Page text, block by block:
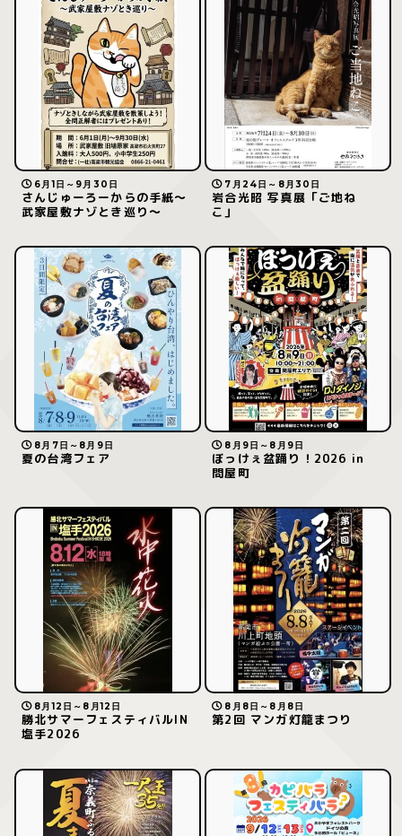
6月1日～9月30日
さんじゅーろーからの手紙〜
武家屋敷ナゾとき巡り〜
7月24日～8月30日
岩合光昭 写真展「ご地ね
こ」
8月7日～8月9日
夏の台湾フェア
8月9日～8月9日
ぼっけぇ盆踊り！2026 in
問屋町
8月12日～8月12日
勝北サマーフェスティバルIN
塩手2026
8月8日～8月8日
第2回 マンガ灯籠まつり